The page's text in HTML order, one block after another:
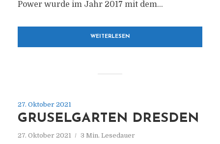
Power wurde im Jahr 2017 mit dem...
WEITERLESEN
27. Oktober 2021
GRUSELGARTEN DRESDEN
27. Oktober 2021 3 Min. Lesedauer